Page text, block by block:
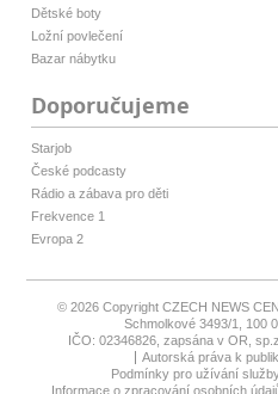
Dětské boty
Ložní povlečení
Bazar nábytku
Doporučujeme
Starjob
České podcasty
Rádio a zábava pro děti
Frekvence 1
Evropa 2
© 2026 Copyright CZECH NEWS
Schmolkové 3493/1, 100
IČO: 02346826, zapsána v OR,
Autorská práva k
Podmínky pro užívání
Informace o zpracování osobních